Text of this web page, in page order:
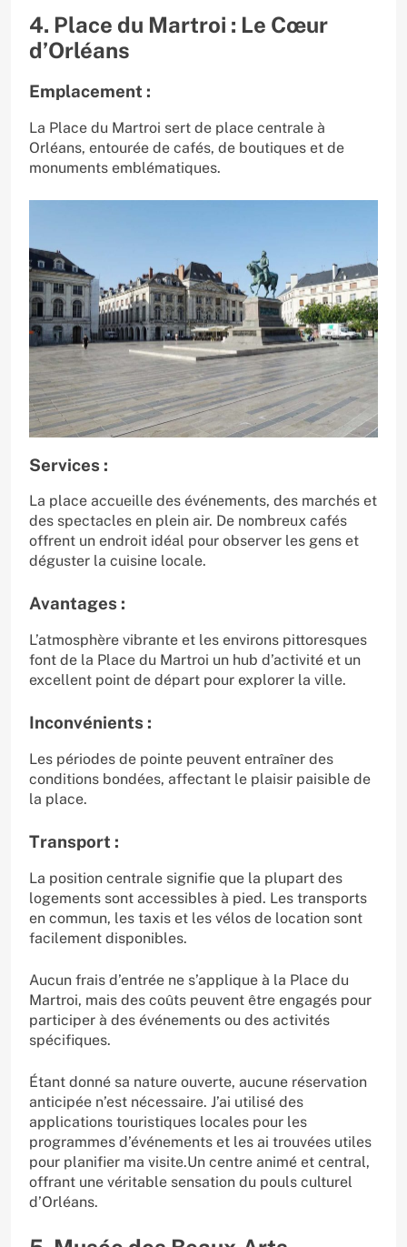
4. Place du Martroi : Le Cœur
d’Orléans
Emplacement :
La Place du Martroi sert de place centrale à
Orléans, entourée de cafés, de boutiques et de
monuments emblématiques.
Services :
La place accueille des événements, des marchés et
des spectacles en plein air. De nombreux cafés
offrent un endroit idéal pour observer les gens et
déguster la cuisine locale.
Avantages :
L’atmosphère vibrante et les environs pittoresques
font de la Place du Martroi un hub d’activité et un
excellent point de départ pour explorer la ville.
Inconvénients :
Les périodes de pointe peuvent entraîner des
conditions bondées, affectant le plaisir paisible de
la place.
Transport :
La position centrale signifie que la plupart des
logements sont accessibles à pied. Les transports
en commun, les taxis et les vélos de location sont
facilement disponibles.
Aucun frais d’entrée ne s’applique à la Place du
Martroi, mais des coûts peuvent être engagés pour
participer à des événements ou des activités
spécifiques.
Étant donné sa nature ouverte, aucune réservation
anticipée n’est nécessaire. J’ai utilisé des
applications touristiques locales pour les
programmes d’événements et les ai trouvées utiles
pour planifier ma visite.Un centre animé et central,
offrant une véritable sensation du pouls culturel
d’Orléans.